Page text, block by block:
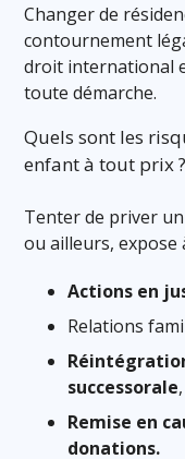
Changer de
contournement
droit international
toute démarche.
Quels sont les
enfant à tout prix ?
Tenter de priver
ou ailleurs, expose
Actions en
Relations
successorale,
Remise en
donations.